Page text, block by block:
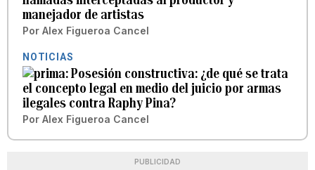
manejador de artistas
Por Alex Figueroa Cancel
NOTICIAS
Posesión constructiva: ¿de qué se trata
el concepto legal en medio del juicio por armas
ilegales contra Raphy Pina?
Por Alex Figueroa Cancel
PUBLICIDAD